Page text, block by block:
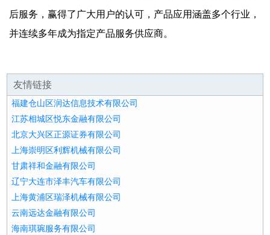
后服务，赢得了广大用户的认可，产品应用涵盖多个行业，
并连续多年成为指定产品服务供应商。
友情链接
福建仓山区润达信息技术有限公司
江苏相城区悦东金融有限公司
北京大兴区正源证券有限公司
上海崇明区利辉机械有限公司
甘肃祥和金融有限公司
辽宁大连市泽丰汽车有限公司
上海黄浦区瑞泽机械有限公司
云南远达金融有限公司
海南琪琬服务有限公司